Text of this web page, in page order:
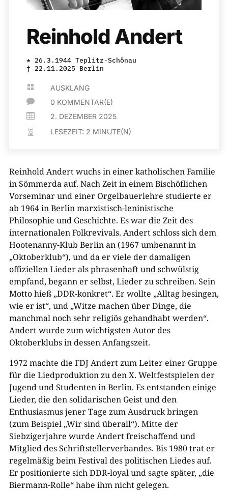
Reinhold Andert
* 26.3.1944 Teplitz-Schönau
† 22.11.2025 Berlin
 AUSKLANG
 0 KOMMENTAR(E)
 2. DEZEMBER 2025
 LESEZEIT: 2 MINUTE(N)
Reinhold Andert wuchs in einer katholischen Familie
in Sömmerda auf. Nach Zeit in einem Bischöflichen
Vorseminar und einer Orgelbauerlehre studierte er
ab 1964 in Berlin marxistisch-leninistische
Philosophie und Geschichte. Es war die Zeit des
internationalen Folkrevivals. Andert schloss sich dem
Hootenanny-Klub Berlin an (1967 umbenannt in
„Oktoberklub“), und da er viele der damaligen
offiziellen Lieder als phrasenhaft und schwülstig
empfand, begann er selbst, Lieder zu schreiben. Sein
Motto hieß „DDR-konkret“. Er wollte „Alltag besingen,
wie er ist“, und „Witze machen über Dinge, die
manchmal noch sehr religiös gehandhabt werden“.
Andert wurde zum wichtigsten Autor des
Oktoberklubs in dessen Anfangszeit.
1972 machte die FDJ Andert zum Leiter einer Gruppe
für die Liedproduktion zu den X. Weltfestspielen der
Jugend und Studenten in Berlin. Es entstanden einige
Lieder, die den solidarischen Geist und den
Enthusiasmus jener Tage zum Ausdruck bringen
(zum Beispiel „Wir sind überall“). Mitte der
Siebzigerjahre wurde Andert freischaffend und
Mitglied des Schriftstellerverbandes. Bis 1980 trat er
regelmäßig beim Festival des politischen Liedes auf.
Er positionierte sich DDR-loyal und sagte später, „die
Biermann-Rolle“ habe ihm nicht gelegen.